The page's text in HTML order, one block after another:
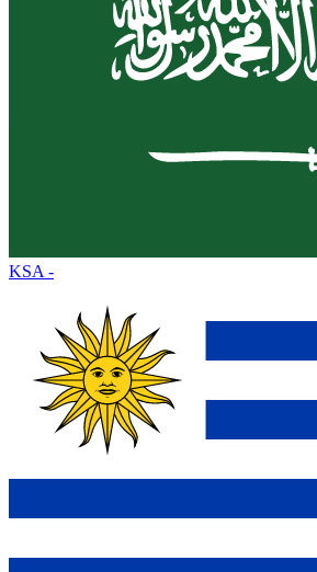
KSA -